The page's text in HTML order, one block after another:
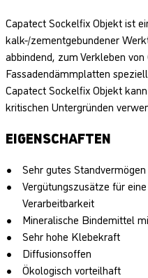
Capatect Sockelfix Objekt ist
kalk-/zementgebundener
abbindend, zum Verkleben
Fassadendämmplatten
Capatect Sockelfix Objekt
kritischen Untergründen
EIGENSCHAFTEN
Sehr gutes Standvermögen
Vergütungszusätze für
Verarbeitbarkeit
Mineralische Bindemittel
Sehr hohe Klebekraft
Diffusionsoffen
Ökologisch vorteilhaft